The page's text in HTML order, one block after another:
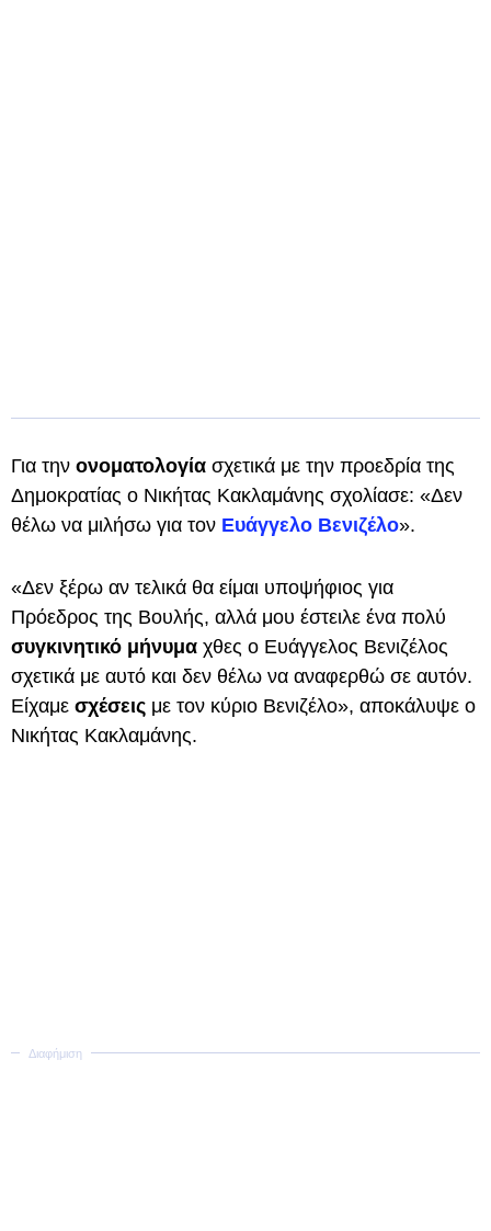
Για την ονοματολογία σχετικά με την προεδρία της
Δημοκρατίας ο Νικήτας Κακλαμάνης σχολίασε: «Δεν
θέλω να μιλήσω για τον Ευάγγελο Βενιζέλο».
«Δεν ξέρω αν τελικά θα είμαι υποψήφιος για
Πρόεδρος της Βουλής, αλλά μου έστειλε ένα πολύ
συγκινητικό μήνυμα χθες ο Ευάγγελος Βενιζέλος
σχετικά με αυτό και δεν θέλω να αναφερθώ σε αυτόν.
Είχαμε σχέσεις με τον κύριο Βενιζέλο», αποκάλυψε ο
Νικήτας Κακλαμάνης.